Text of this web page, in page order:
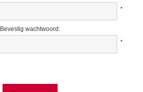
*
Bevestig wachtwoord:
*